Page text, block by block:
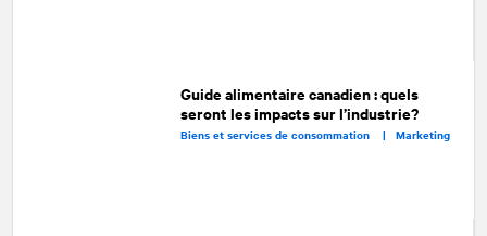
Guide alimentaire canadien : quels
seront les impacts sur l’industrie?
Biens et services de consommation |Marketing